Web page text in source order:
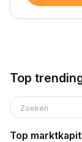
Top
Zoeken
Top